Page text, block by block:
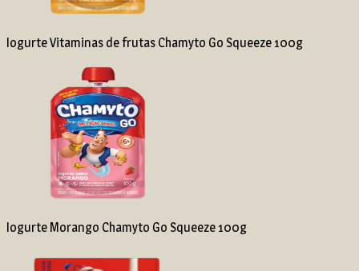
Iogurte Vitaminas de frutas Chamyto Go Squeeze 100g
Iogurte Morango Chamyto Go Squeeze 100g